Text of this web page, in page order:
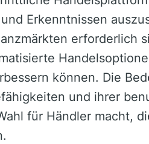
Erkenntnissen
erforderlich
können. Die
und ihrer
für Händler macht,